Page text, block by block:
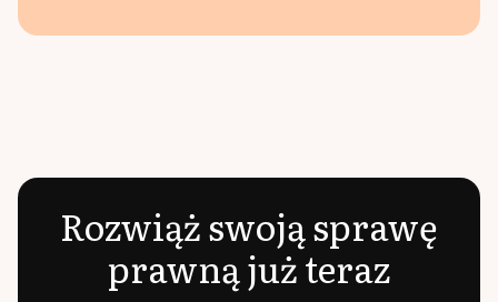
Rozwiąż swoją sprawę
prawną już teraz